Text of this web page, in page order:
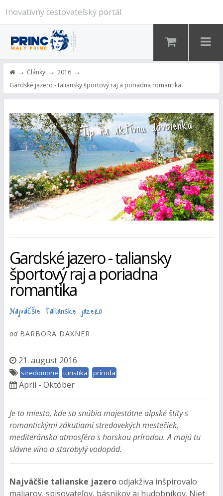
Inovatívny cestovateľský portál
→ Články→ 2016→
Gardské jazero - taliansky športový raj a poriadna romantika
Gardské jazero - taliansky
športový raj a poriadna
romantika
Najväčšie talianske jazero
odBARBORA DAXNER
21. august 2016
stredomorie turistika príroda
Apríl - Október
Je to miesto, kde sa snúbia majestátne alpské štíty s
romantickými zákutiami stredovekých mestečiek,
mediteránska atmosféra s horskou prírodou. A majú tu
slávne víno a starobylý vodopád.
Najväčšie talianske jazeroodjakživa inšpirovalo
maliarov, spisovateľov, básnikov aj hudobníkov. Niet